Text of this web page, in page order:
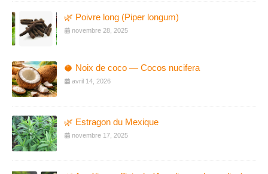
🌿 Poivre long (Piper longum)
novembre 28, 2025
🥥 Noix de coco — Cocos nucifera
avril 14, 2026
🌿 Estragon du Mexique
novembre 17, 2025